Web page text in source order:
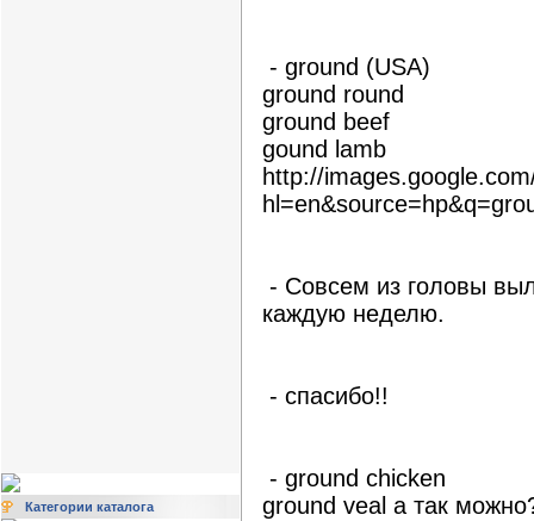
Категории каталога
- ground (USA)
ground round
ground beef
gound lamb
http://
- Совсем из головы
каждую неделю.
- спасибо!!
- ground chicken
ground veal а так